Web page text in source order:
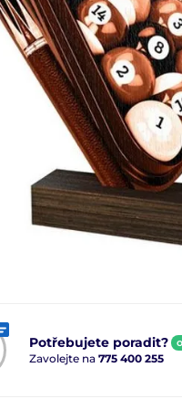
Potřebujete poradit?
Zavolejte na 775 400 255